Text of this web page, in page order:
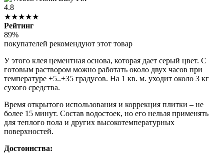
4.8
★★★★★
Рейтинг
89%
покупателей рекомендуют этот товар
У этого клея цементная основа, которая дает серый цвет. С
готовым раствором можно работать около двух часов при
температуре +5..+35 градусов. На 1 кв. м. уходит около 3 кг
сухого средства.
Время открытого использования и коррекция плитки – не
более 15 минут. Состав водостоек, но его нельзя применять
для теплого пола и других высокотемпературных
поверхностей.
Достоинства: